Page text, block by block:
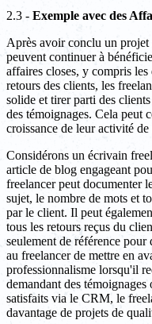
2.3 - Exemple avec des
Après avoir conclu un
peuvent continuer à
affaires closes, y compris
retours des clients, les
solide et tirer parti des
des témoignages. Cela peut
croissance de leur activité de
Considérons un écrivain
article de blog engageant
freelancer peut documenter
sujet, le nombre de mots et
par le client. Il peut
tous les retours reçus du
seulement de référence
au freelancer de mettre en
professionnalisme lorsqu'il
demandant des
satisfaits via le CRM, le
davantage de projets de